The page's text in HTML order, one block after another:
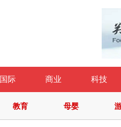
国际 商业 科技
教育 母婴